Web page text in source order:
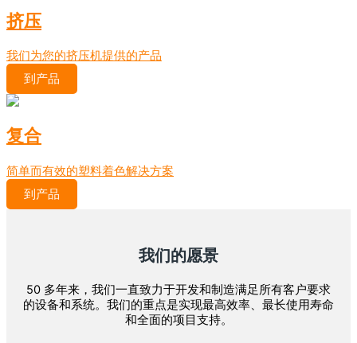
挤压
我们为您的挤压机提供的产品
到产品
复合
简单而有效的塑料着色解决方案
到产品
我们的愿景
50 多年来，我们一直致力于开发和制造满足所有客户要求
的设备和系统。我们的重点是实现最高效率、最长使用寿命
和全面的项目支持。